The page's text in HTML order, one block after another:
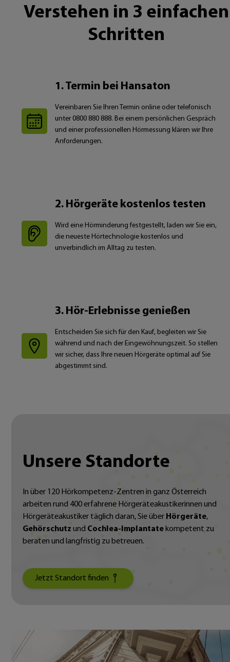
Verstehen in 3 einfachen
Schritten
1. Termin bei Hansaton
Vereinbaren Sie Ihren Termin online oder telefonisch
unter 0800 880 888. Bei einem persönlichen Gespräch
und einer professionellen Hörmessung klären wir Ihre
Anforderungen.
2. Hörgeräte kostenlos testen
Wird eine Hörminderung festgestellt, laden wir Sie ein,
die neueste Hörtechnologie kostenlos und
unverbindlich im Alltag zu testen.
3. Hör-Erlebnisse genießen
Entscheiden Sie sich für den Kauf, begleiten wir Sie
während und nach der Eingewöhnungszeit. So stellen
wir sicher, dass Ihre neuen Hörgeräte optimal auf Sie
abgestimmt sind.
Unsere Standorte
In über 120 Hörkompetenz-Zentren in ganz Österreich
arbeiten rund 400 erfahrene Hörgeräteakustikerinnen und
Hörgeräteakustiker täglich daran, Sie über Hörgeräte,
Gehörschutz und Cochlea-Implantate kompetent zu
beraten und langfristig zu betreuen.
Jetzt Standort finden